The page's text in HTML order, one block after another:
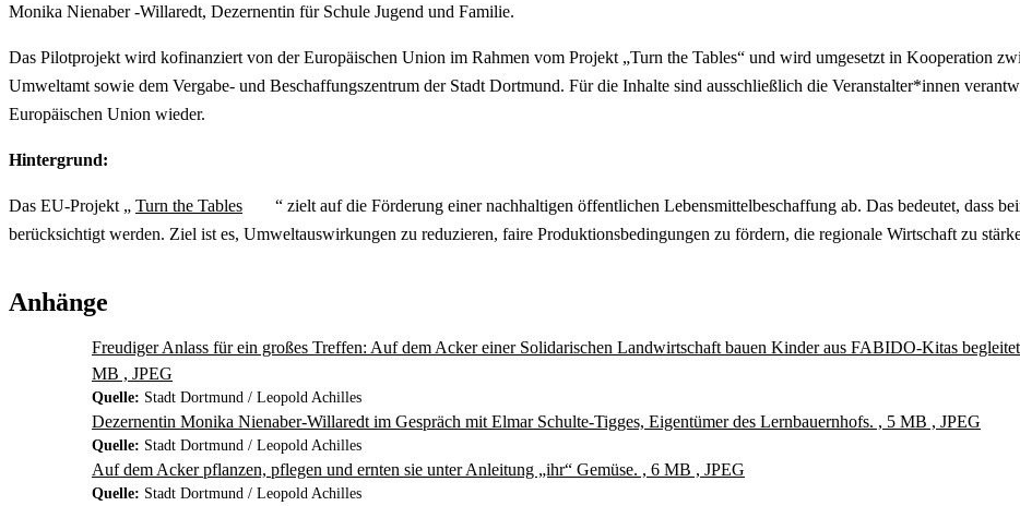
Monika Nienaber -Willaredt, Dezernentin für Schule Jugend und Familie.
Das Pilotprojekt wird kofinanziert von der Europäischen Union im Rahmen vom Projekt „Turn the Tables“ und wird umgesetzt in Kooperation
Umweltamt sowie dem Vergabe- und Beschaffungszentrum der Stadt Dortmund. Für die Inhalte sind ausschließlich die Veranstalter*innen
Europäischen Union wieder.
Hintergrund:
Das EU-Projekt „ Turn the Tables
“ zielt auf die Förderung einer nachhaltigen öffentlichen Lebensmittelbeschaffung ab. Das bedeutet, dass
berücksichtigt werden. Ziel ist es, Umweltauswirkungen zu reduzieren, faire Produktionsbedingungen zu fördern, die regionale Wirtschaft zu
Anhänge
Freudiger Anlass für ein großes Treffen: Auf dem Acker einer Solidarischen Landwirtschaft bauen Kinder aus FABIDO-Kitas
MB , JPEG
Quelle: Stadt Dortmund / Leopold Achilles
Dezernentin Monika Nienaber-Willaredt im Gespräch mit Elmar Schulte-Tigges, Eigentümer des Lernbauernhofs. , 5 MB , JPEG
Quelle: Stadt Dortmund / Leopold Achilles
Auf dem Acker pflanzen, pflegen und ernten sie unter Anleitung „ihr“ Gemüse. , 6 MB , JPEG
Quelle: Stadt Dortmund / Leopold Achilles